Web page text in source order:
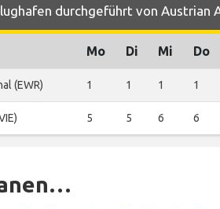
durchgeführt von Austrian
Mo Di Mi Do
(EWR) 1 1 1 1
5 5 6 6